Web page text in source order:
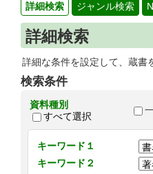
詳細検索 ジャンル検索
詳細検索
詳細な条件を設定して、蔵書
検索条件
資料種別
すべて選択
キーワード１
キーワード２